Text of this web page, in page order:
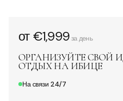
от €1,999за день
ОРГАНИЗУЙТЕ СВОЙ
ОТДЫХ НА ИБИЦЕ
На связи 24/7